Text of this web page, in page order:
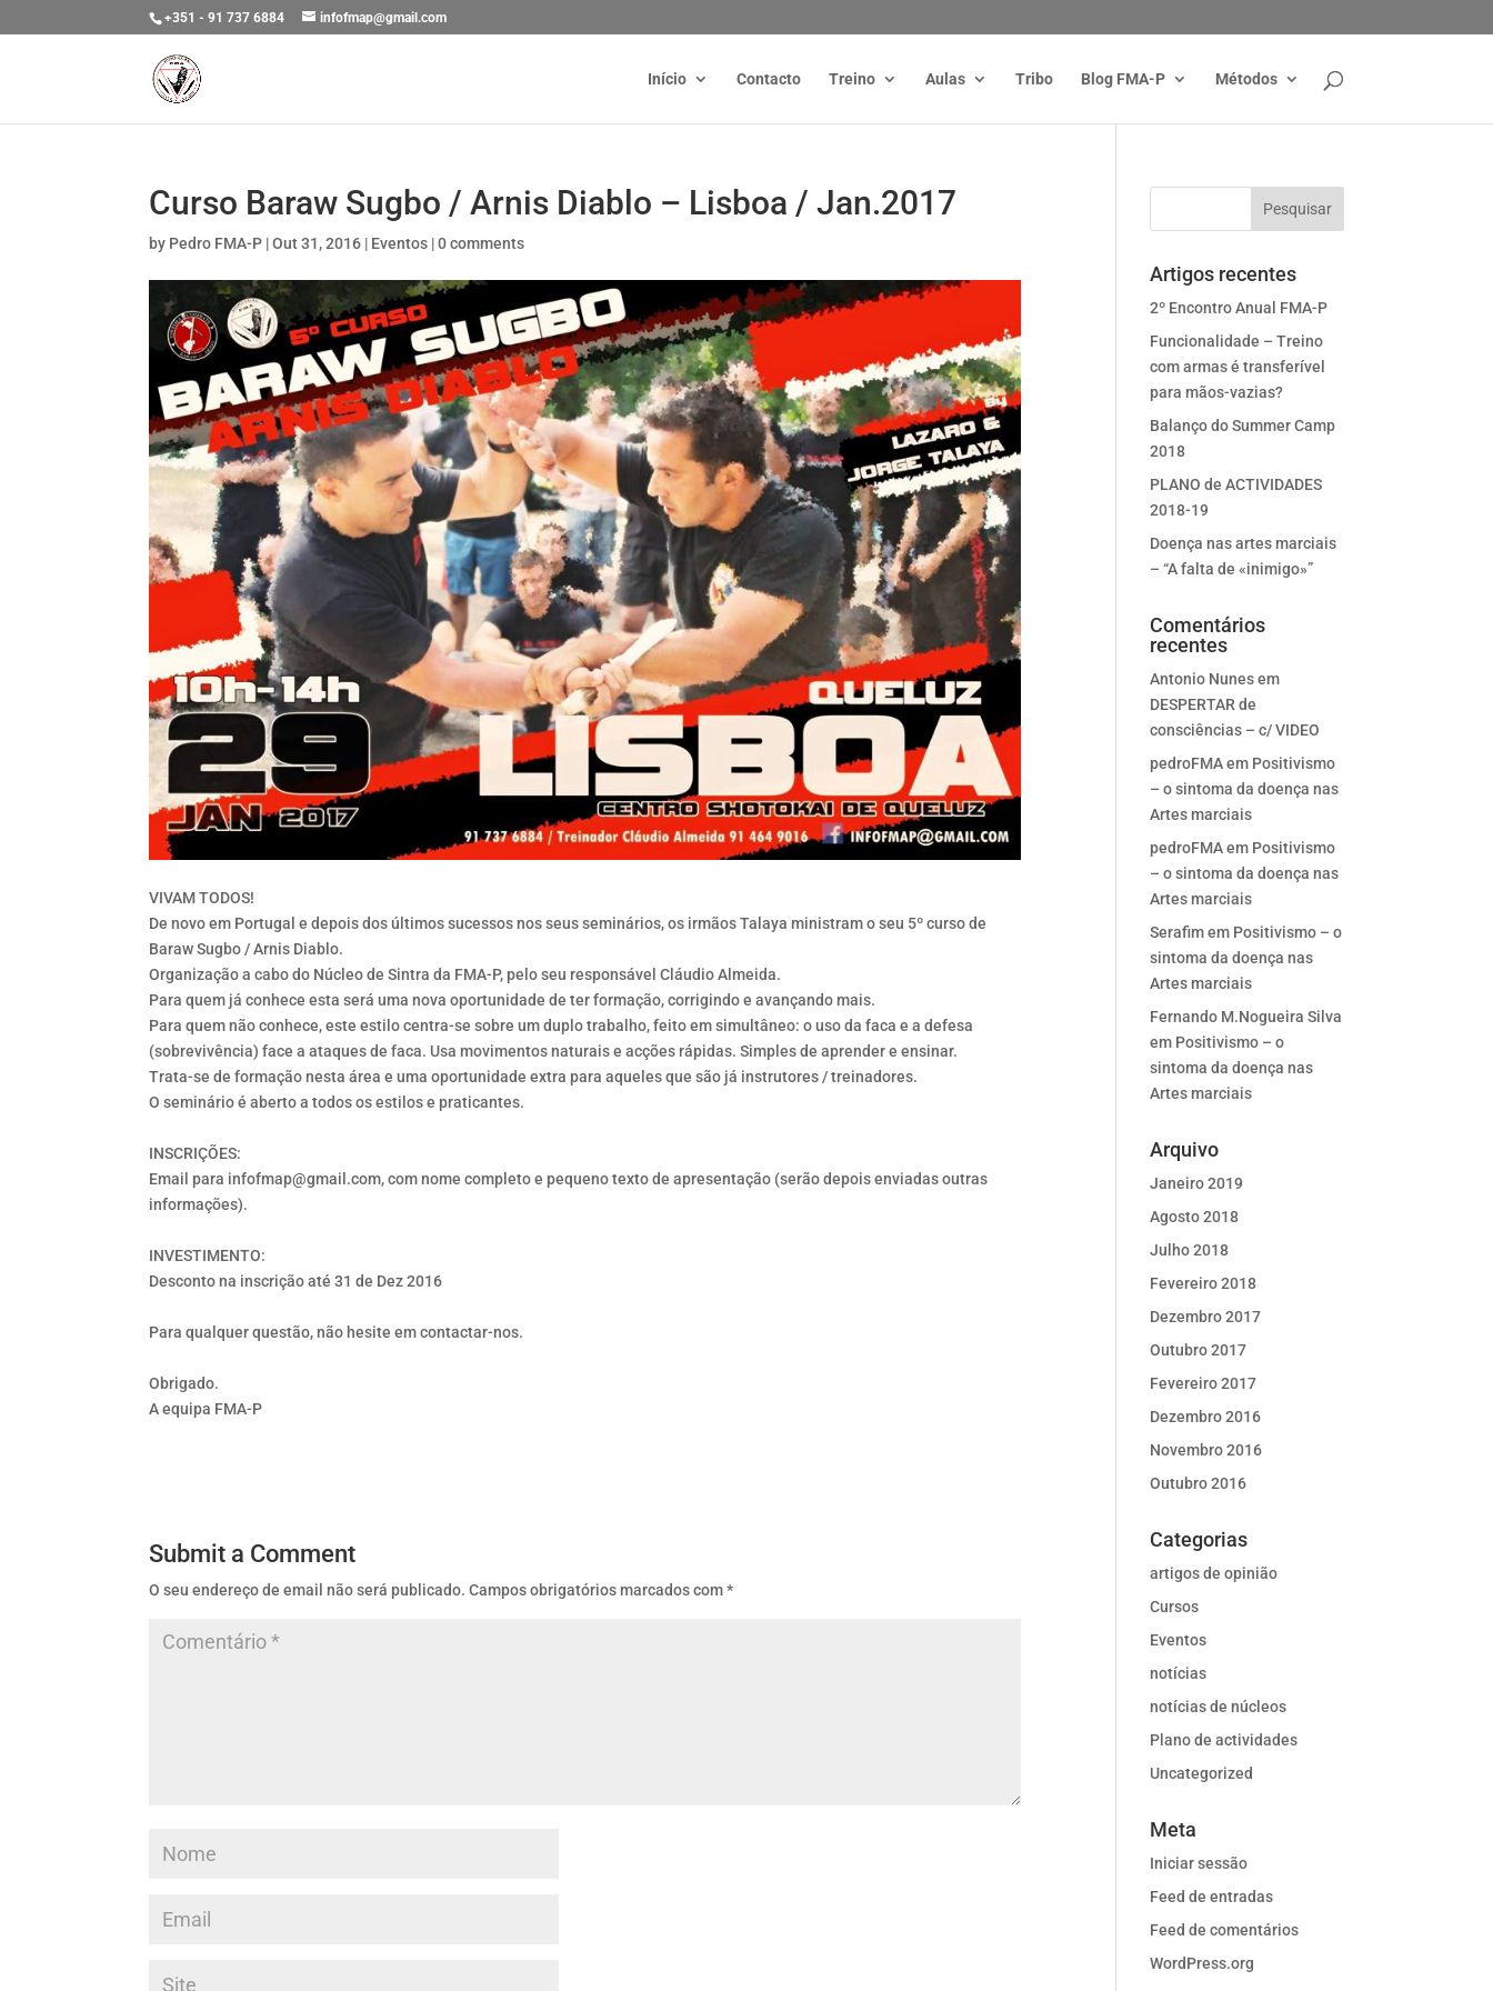
+351 - 91 737 6884 infofmap@gmail.com
Início Contacto Treino Aulas Tribo Blog FMA-P Métodos
Curso Baraw Sugbo / Arnis Diablo – Lisboa / Jan.2017
by Pedro FMA-P |Out 31, 2016 | Eventos |0 comments
VIVAM TODOS!
De novo em Portugal e depois dos últimos sucessos nos seus seminários, os irmãos Talaya ministram o seu 5º curso de
Baraw Sugbo / Arnis Diablo.
Organização a cabo do Núcleo de Sintra da FMA-P, pelo seu responsável Cláudio Almeida.
Para quem já conhece esta será uma nova oportunidade de ter formação, corrigindo e avançando mais.
Para quem não conhece, este estilo centra-se sobre um duplo trabalho, feito em simultâneo: o uso da faca e a defesa
(sobrevivência) face a ataques de faca. Usa movimentos naturais e acções rápidas. Simples de aprender e ensinar.
Trata-se de formação nesta área e uma oportunidade extra para aqueles que são já instrutores / treinadores.
O seminário é aberto a todos os estilos e praticantes.
INSCRIÇÕES:
Email para infofmap@gmail.com, com nome completo e pequeno texto de apresentação (serão depois enviadas outras
informações).
INVESTIMENTO:
Desconto na inscrição até 31 de Dez 2016
Para qualquer questão, não hesite em contactar-nos.
Obrigado.
A equipa FMA-P
Submit a Comment
O seu endereço de email não será publicado. Campos obrigatórios marcados com*
Artigos recentes
2º Encontro Anual FMA-P
Funcionalidade – Treino
com armas é transferível
para mãos-vazias?
Balanço do Summer Camp
2018
PLANO de ACTIVIDADES
2018-19
Doença nas artes marciais
– “A falta de «inimigo»”
Comentários
recentes
Antonio Nunesem
DESPERTAR de
consciências – c/ VIDEO
pedroFMAem Positivismo
– o sintoma da doença nas
Artes marciais
pedroFMAem Positivismo
– o sintoma da doença nas
Artes marciais
Serafimem Positivismo – o
sintoma da doença nas
Artes marciais
Fernando M.Nogueira Silva
em Positivismo – o
sintoma da doença nas
Artes marciais
Arquivo
Janeiro 2019
Agosto 2018
Julho 2018
Fevereiro 2018
Dezembro 2017
Outubro 2017
Fevereiro 2017
Dezembro 2016
Novembro 2016
Outubro 2016
Categorias
artigos de opinião
Cursos
Eventos
notícias
notícias de núcleos
Plano de actividades
Uncategorized
Meta
Iniciar sessão
Feed de entradas
Feed de comentários
WordPress.org